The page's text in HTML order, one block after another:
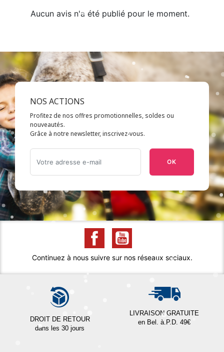
Aucun avis n'a été publié pour le moment.
NOS ACTIONS
Profitez de nos offres promotionnelles, soldes ou
nouveautés.
Grâce à notre newsletter, inscrivez-vous.
OK
Continuez à nous suivre sur nos réseaux sociaux.
DROIT DE RETOUR
dans les 30 jours
LIVRAISON GRATUITE
en Bel. à.P.D. 49€